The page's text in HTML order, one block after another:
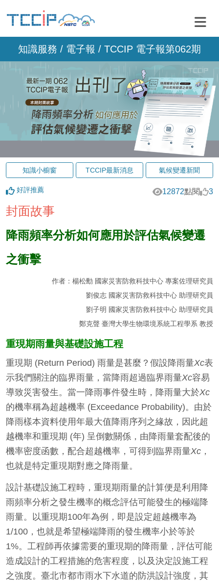
知識服務 / 電子報 / TCCIP 電子報第062期
知識小櫥窗 TCCIP最新消息 氣候變遷新聞
好評推薦 12872點閱 3
封面故事
降雨頻率分析如何應用於評估氣候變遷
之衝擊
作者：楊松勳 國家災害防救科技中心 專案佐理研究員
劉俊志 國家災害防救科技中心 助理研究員
劉子明 國家災害防救科技中心 助理研究員
鄭克聲 臺灣大學生物環境系統工程學系 教授
重現期雨量與基礎設施工程
重現期 (Return Period) 雨量是甚麼？假設降雨量Xc表
示我們關注的臨界雨量，當降雨超過臨界雨量Xc容易
導致災害發生。當一降雨事件發生時，降雨量大於Xc
的機率稱為超越機率 (Exceedance Probability)。由於
降雨樣本資料使用年最大值降雨序列之緣故，因此超
越機率和重現期 (年) 呈倒數關係，由降雨量套配後的
機率密度函數，配合超越機率，可得到臨界雨量Xc ，
也就是特定重現期對應之降雨量。
設計基礎設施工程時，重現期雨量的計算便是利用降
雨頻率分析之發生機率的概念評估可能發生的極端降
雨量。以重現期100年為例，即是設定超越機率為
1/100，也就是希望極端降雨的發生機率小於等於
1%。工程師再依據需要的重現期的降雨量，評估可能
造成設計的工程措施的危害程度，以及決定設施工程
之強度。臺北市都市雨水下水道的防洪設計強度，其